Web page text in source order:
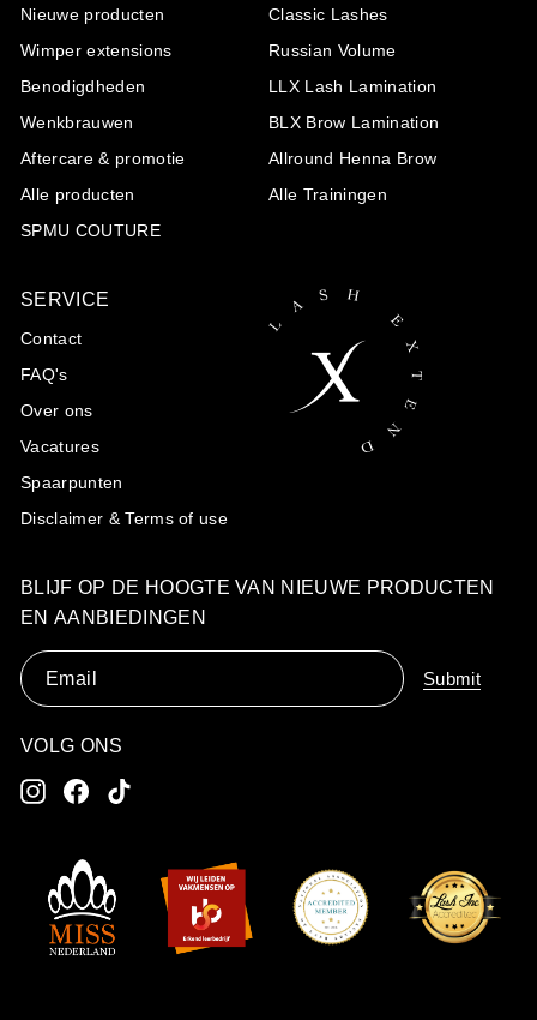
Nieuwe producten
Wimper extensions
Benodigdheden
Wenkbrauwen
Aftercare & promotie
Alle producten
SPMU COUTURE
Classic Lashes
Russian Volume
LLX Lash Lamination
BLX Brow Lamination
Allround Henna Brow
Alle Trainingen
SERVICE
Contact
FAQ's
Over ons
Vacatures
Spaarpunten
Disclaimer & Terms of use
BLIJF OP DE HOOGTE VAN NIEUWE PRODUCTEN
EN AANBIEDINGEN
Email
Submit
VOLG ONS
InstagramFacebook